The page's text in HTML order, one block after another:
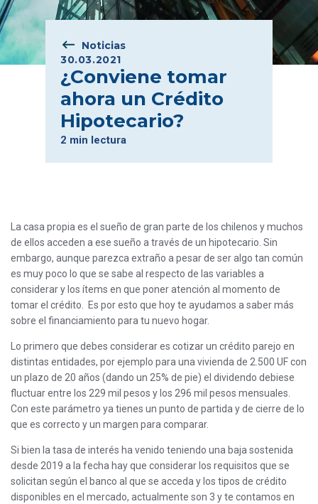
Noticias
30.03.2021
¿Conviene tomar
ahora un Crédito
Hipotecario?
2 min lectura
La casa propia es el sueño de gran parte de los chilenos y muchos
de ellos acceden a ese sueño a través de un hipotecario. Sin
embargo, aunque parezca extraño a pesar de ser algo tan común
es muy poco lo que se sabe al respecto de las variables a
considerar y los ítems en que poner atención al momento de
tomar el crédito. Es por esto que hoy te ayudamos a saber más
sobre el financiamiento para tu nuevo hogar.
Lo primero que debes considerar es cotizar un crédito parejo en
distintas entidades, por ejemplo para una vivienda de 2.500 UF con
un plazo de 20 años (dando un 25% de pie) el dividendo debiese
fluctuar entre los 229 mil pesos y los 296 mil pesos mensuales.
Con este parámetro ya tienes un punto de partida y de cierre de lo
que es correcto y un margen para comparar.
Si bien la tasa de interés ha venido teniendo una baja sostenida
desde 2019 a la fecha hay que considerar los requisitos que se
solicitan según el banco al que se acceda y los tipos de crédito
disponibles en el mercado, actualmente son 3 y te contamos en